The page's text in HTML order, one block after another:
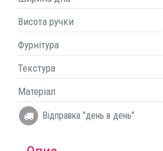
Висота ручки
Фурнітура
Текстура
Матеріал
Відправка "день в день"